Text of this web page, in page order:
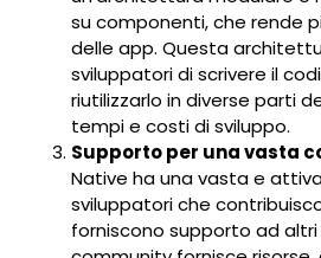
su componenti, che rende
delle app. Questa
sviluppatori di scrivere il
riutilizzarlo in diverse parti
tempi e costi di sviluppo.
Supporto per una vasta
Native ha una vasta e
sviluppatori che
forniscono supporto ad